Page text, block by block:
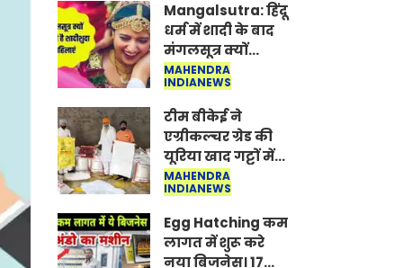
Mangalsutra: हिंदू
धर्म में शादी के बाद
मंगलसूत्र क्यों
पहनती है महिलाएं,
किसने शुरु की ये
परंपरा
MAHENDRA
INDIANEWS
टीम बीकेई ने
एग्रीकल्चर ग्रेड की
यूरिया खाद गट्टों में
बदलकर टेक्निकल
ग्रेड में बेचने वालों पर
करवाई कार्रवाई:
लखविंदर सिंह
औलख
MAHENDRA
INDIANEWS
Egg Hatching कम
लागत में शुरू करे
नया बिजनेस। 17